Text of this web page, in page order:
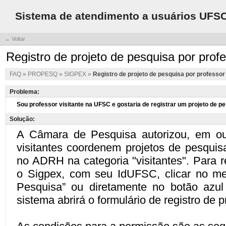
Sistema de atendimento a usuários
← Voltar
Registro de projeto de pesquisa por
FAQ » PROPESQ » SIGPEX » Registro de projeto de pesquisa por
Problema:
Solução: